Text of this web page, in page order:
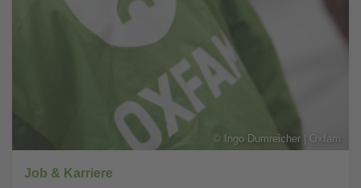
© Ingo Dumreicher | Oxfam
Job & Karriere